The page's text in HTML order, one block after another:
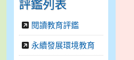
評鑑列表
閱讀教育評鑑
永續發展環境教育